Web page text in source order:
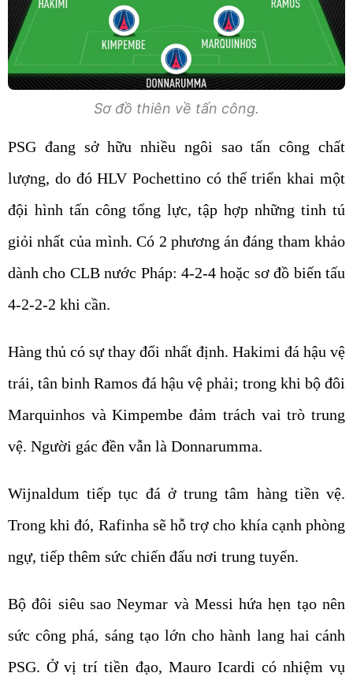
Sơ đồ thiên về tấn công.
PSG đang sở hữu nhiều ngôi sao tấn công chất
lượng, do đó HLV Pochettino có thể triển khai một
đội hình tấn công tổng lực, tập hợp những tinh tú
giỏi nhất của mình. Có 2 phương án đáng tham khảo
dành cho CLB nước Pháp: 4-2-4 hoặc sơ đồ biến tấu
4-2-2-2 khi cần.
Hàng thủ có sự thay đổi nhất định. Hakimi đá hậu vệ
trái, tân binh Ramos đá hậu vệ phải; trong khi bộ đôi
Marquinhos và Kimpembe đảm trách vai trò trung
vệ. Người gác đền vẫn là Donnarumma.
Wijnaldum tiếp tục đá ở trung tâm hàng tiền vệ.
Trong khi đó, Rafinha sẽ hỗ trợ cho khía cạnh phòng
ngự, tiếp thêm sức chiến đấu nơi trung tuyến.
Bộ đôi siêu sao Neymar và Messi hứa hẹn tạo nên
sức công phá, sáng tạo lớn cho hành lang hai cánh
PSG. Ở vị trí tiền đạo, Mauro Icardi có nhiệm vụ